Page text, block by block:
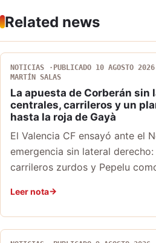
Related news
NOTICIAS PUBLICADO 10 AGOSTO 2026
MARTÍN SALAS
La apuesta de Corberán sin
centrales, carrileros y un
hasta la roja de Gayà
El Valencia CF ensayó ante el
emergencia sin lateral
carrileros zurdos y Pepelu
Leer nota